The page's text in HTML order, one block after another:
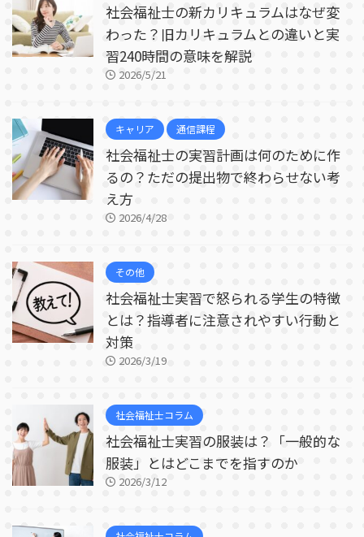
社会福祉士の新カリキュラムはなぜ変
わった？旧カリキュラムとの違いと実
習240時間の意味を解説
2026/5/21
キャリア 通信課程
社会福祉士の実習計画は何のために作
るの？ただの提出物で終わらせない考
え方
2026/4/28
その他
社会福祉士実習で怒られる学生の特徴
とは？指導者に注意されやすい行動と
対策
2026/3/19
社会福祉士コラム
社会福祉士実習の服装は？「一般的な
服装」とはどこまでを指すのか
2026/3/12